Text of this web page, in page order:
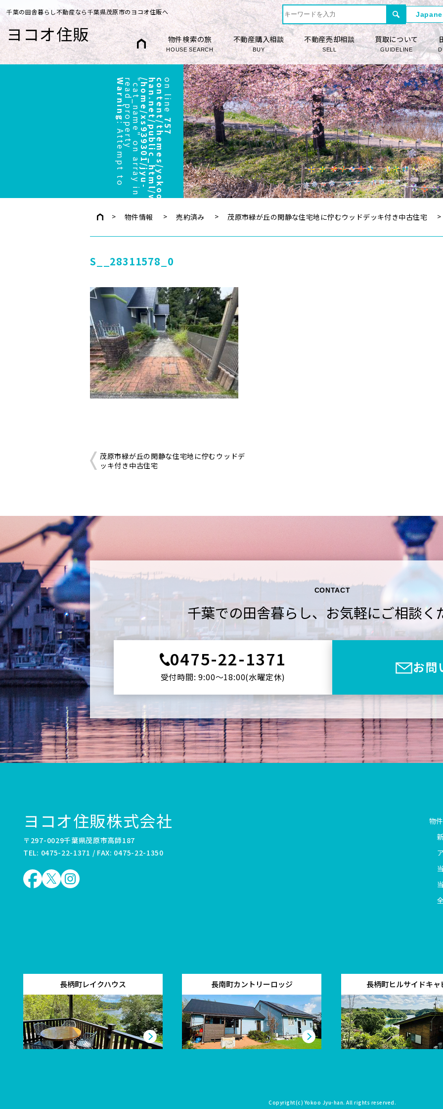
千葉の田舎暮らし不動産なら千葉県茂原市のヨコオ住販へ
ヨコオ住販 物件検索の旅
HOUSE SEARCH
不動産購入相談
BUY
不動産売却相談
SELL
買取について
GUIDELINE
Warning
:
A
t
t
e
m
p
t
t
o
r
e
a
d
p
r
o
p
e
r
t
y
"
c
a
t
_
n
a
m
e
"
o
n
a
r
r
a
y
i
n/
h
o
m
e
/
x
s
9
3
9
3
0
1
/
j
y
u
-
h
a
n
.
n
e
t
/
p
u
b
l
i
c
_
h
t
m
l
/
w
p
/
w
p
-
c
o
n
t
e
n
t
/
t
h
e
m
e
s
/
y
o
k
o
o
/
h
e
a
d
e
r
.
p
hpon line
757
物件情報 売約済み 茂原市緑が丘の閑静な住宅地に佇むウッドデッキ付き中古住宅
S__28311578_0
茂原市緑が丘の閑静な住宅地に佇むウッドデ
ッキ付き中古住宅
CONTACT
千葉での田舎暮らし、 お気軽にご相談く
0475-22-1371
受付時間: 9:00〜18:00(⽔曜定休)
お問
ヨコオ住販株式会社
〒297-0029千葉県茂原市高師187
TEL: 0475-22-1371 / FAX: 0475-22-1350
物
長柄町レイクハウス 長南町カントリーロッジ 長柄町ヒルサイドキャ
Copyright(c)Yokoo Jyu-han. All rights reserved.